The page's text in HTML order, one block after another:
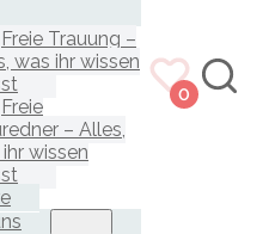
Freie Trauung –
was ihr wissen
Freie
– Alles,
wissen
0